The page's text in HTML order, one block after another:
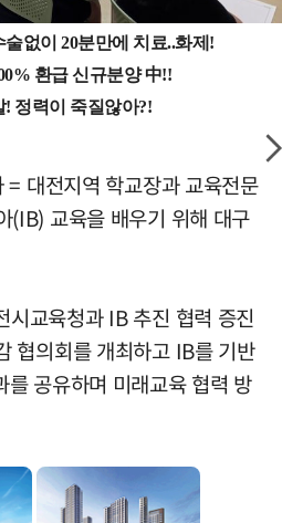
대전지역 학교장과 교육전문
(IB) 교육을 배우기 위해 대구
시교육청과 IB 추진 협력 증진
협의회를 개최하고 IB를 기반
를 공유하며 미래교육 협력 방